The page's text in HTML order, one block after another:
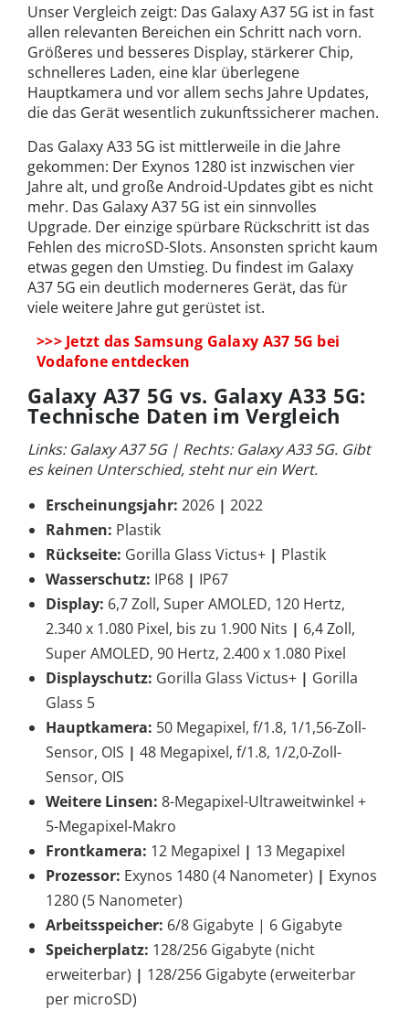
Unser Vergleich zeigt: Das Galaxy A37 5G ist in fast
allen relevanten Bereichen ein Schritt nach vorn.
Größeres und besseres Display, stärkerer Chip,
schnelleres Laden, eine klar überlegene
Hauptkamera und vor allem sechs Jahre Updates,
die das Gerät wesentlich zukunftssicherer machen.
Das Galaxy A33 5G ist mittlerweile in die Jahre
gekommen: Der Exynos 1280 ist inzwischen vier
Jahre alt, und große Android-Updates gibt es nicht
mehr. Das Galaxy A37 5G ist ein sinnvolles
Upgrade. Der einzige spürbare Rückschritt ist das
Fehlen des microSD-Slots. Ansonsten spricht kaum
etwas gegen den Umstieg. Du findest im Galaxy
A37 5G ein deutlich moderneres Gerät, das für
viele weitere Jahre gut gerüstet ist.
>>> Jetzt das Samsung Galaxy A37 5G bei
Vodafone entdecken
Galaxy A37 5G vs. Galaxy A33 5G:
Technische Daten im Vergleich
Links: Galaxy A37 5G | Rechts: Galaxy A33 5G. Gibt
es keinen Unterschied, steht nur ein Wert.
Erscheinungsjahr: 2026 | 2022
Rahmen: Plastik
Rückseite: Gorilla Glass Victus+ | Plastik
Wasserschutz: IP68 | IP67
Display: 6,7 Zoll, Super AMOLED, 120 Hertz,
2.340 x 1.080 Pixel, bis zu 1.900 Nits | 6,4 Zoll,
Super AMOLED, 90 Hertz, 2.400 x 1.080 Pixel
Displayschutz: Gorilla Glass Victus+ | Gorilla
Glass 5
Hauptkamera: 50 Megapixel, f/1.8, 1/1,56-Zoll-
Sensor, OIS | 48 Megapixel, f/1.8, 1/2,0-Zoll-
Sensor, OIS
Weitere Linsen: 8-Megapixel-Ultraweitwinkel +
5-Megapixel-Makro
Frontkamera: 12 Megapixel | 13 Megapixel
Prozessor: Exynos 1480 (4 Nanometer) | Exynos
1280 (5 Nanometer)
Arbeitsspeicher: 6/8 Gigabyte | 6 Gigabyte
Speicherplatz: 128/256 Gigabyte (nicht
erweiterbar) | 128/256 Gigabyte (erweiterbar
per microSD)